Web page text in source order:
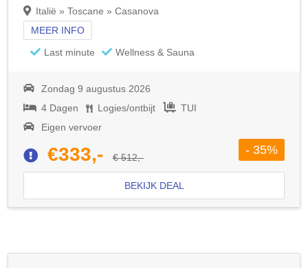
Italië » Toscane » Casanova
MEER INFO
Last minute
Wellness & Sauna
Zondag 9 augustus 2026
4 Dagen
Logies/ontbijt
TUI
Eigen vervoer
€333,- € 512,-
- 35%
BEKIJK DEAL